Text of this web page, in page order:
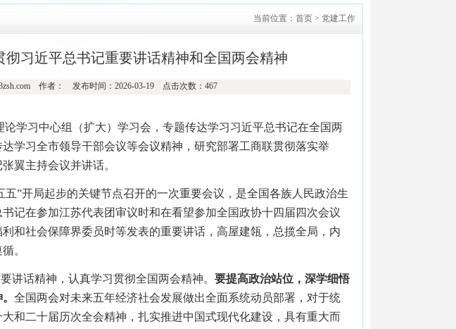
当前位置：首页 > 党建工作
习近平总书记重要讲话精神和全国两会精神
作者： 发布时间：2026-03-19 点击次数：467
学习中心组（扩大）学习会，专题传达学习习近平总书记在全国两
学习全市领导干部会议等会议精神，研究部署工商联贯彻落实举
翼主持会议并讲话。
”开局起步的关键节点召开的一次重要会议，是全国各族人民政治生
记在参加江苏代表团审议时和在看望参加全国政协十四届四次会议
和社会保障界委员时等发表的重要讲话，高屋建瓴，总揽全局，内
。
讲话精神，认真学习贯彻全国两会精神。要提高政治站位，深学细悟
全国两会对未来五年经济社会发展做出全面系统动员部署，对于统
和二十届历次全会精神，扎实推进中国式现代化建设，具有重大而